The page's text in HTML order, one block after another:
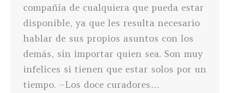
compañía de cualquiera que pueda estar
disponible, ya que les resulta necesario
hablar de sus propios asuntos con los
demás, sin importar quien sea. Son muy
infelices si tienen que estar solos por un
tiempo. –Los doce curadores…